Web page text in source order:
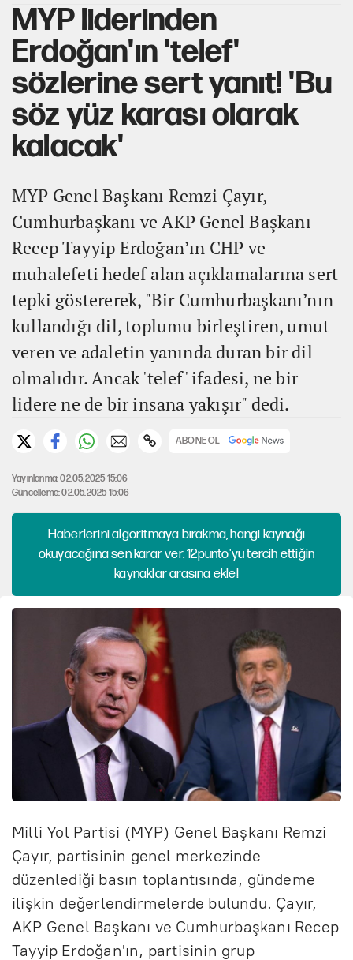
MYP liderinden
Erdoğan'ın 'telef'
sözlerine sert yanıt! 'Bu
söz yüz karası olarak
kalacak'
MYP Genel Başkanı Remzi Çayır,
Cumhurbaşkanı ve AKP Genel Başkanı
Recep Tayyip Erdoğan’ın CHP ve
muhalefeti hedef alan açıklamalarına sert
tepki göstererek, "Bir Cumhurbaşkanı’nın
kullandığı dil, toplumu birleştiren, umut
veren ve adaletin yanında duran bir dil
olmalıdır. Ancak 'telef' ifadesi, ne bir
lidere ne de bir insana yakışır" dedi.
ABONE OL
Yayınlanma: 02.05.2025 15:06
Güncelleme: 02.05.2025 15:06
Haberlerini algoritmaya bırakma, hangi kaynağı
okuyacağına sen karar ver. 12punto'yu tercih ettiğin
kaynaklar arasına ekle!
Milli Yol Partisi (MYP) Genel Başkanı Remzi
Çayır, partisinin genel merkezinde
düzenlediği basın toplantısında, gündeme
ilişkin değerlendirmelerde bulundu. Çayır,
AKP Genel Başkanı ve Cumhurbaşkanı Recep
Tayyip Erdoğan'ın, partisinin grup